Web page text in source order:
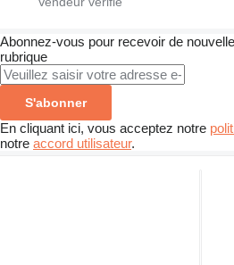
Abonnez-vous pour recevoir de
rubrique
S'abonner
En cliquant ici, vous acceptez notre
notre accord utilisateur.